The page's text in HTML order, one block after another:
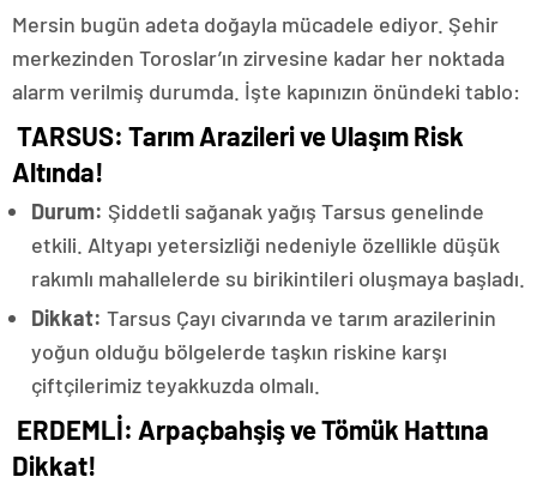
Mersin bugün adeta doğayla mücadele ediyor. Şehir
merkezinden Toroslar’ın zirvesine kadar her noktada
alarm verilmiş durumda. İşte kapınızın önündeki tablo:
TARSUS: Tarım Arazileri ve Ulaşım Risk
Altında!
Durum: Şiddetli sağanak yağış Tarsus genelinde
etkili. Altyapı yetersizliği nedeniyle özellikle düşük
rakımlı mahallelerde su birikintileri oluşmaya başladı.
Dikkat: Tarsus Çayı civarında ve tarım arazilerinin
yoğun olduğu bölgelerde taşkın riskine karşı
çiftçilerimiz teyakkuzda olmalı.
ERDEMLİ: Arpaçbahşiş ve Tömük Hattına
Dikkat!